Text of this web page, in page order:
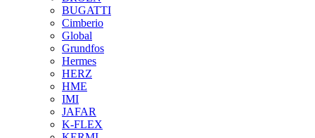
BUGATTI
Cimberio
Global
Grundfos
Hermes
HERZ
HME
IMI
JAFAR
K-FLEX